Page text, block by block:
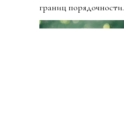
ВПП, кражи имущества
игроков,